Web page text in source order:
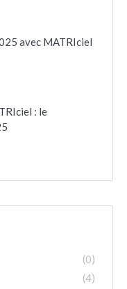
avec MATRIciel
: le
(0)
(4)